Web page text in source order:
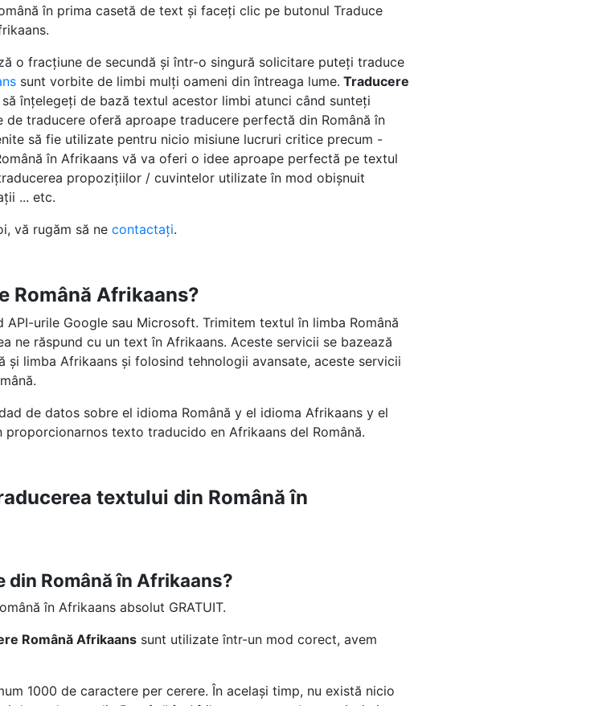
în prima casetă de text și faceți clic pe butonul Traduce
o fracțiune de secundă și într-o singură solicitare puteți traduce
sunt vorbite de limbi mulți oameni din întreaga lume. Traducere
înțelegeți de bază textul acestor limbi atunci când sunteți
traducere oferă aproape traducere perfectă din Română în
să fie utilizate pentru nicio misiune lucruri critice precum -
în Afrikaans vă va oferi o idee aproape perfectă pe textul
propozițiilor / cuvintelor utilizate în mod obișnuit
... etc.
vă rugăm să necontactați.
Română Afrikaans?
urile Google sau Microsoft. Trimitem textul în limba Română
ne răspund cu un text în Afrikaans. Aceste servicii se bazează
și limba Afrikaans și folosind tehnologii avansate, aceste servicii
de datos sobre el idioma Română y el idioma Afrikaans y el
texto traducido en Afrikaans del Română.
textului din Română în
Română în Afrikaans?
în Afrikaans absolut GRATUIT.
Română Afrikaans sunt utilizate într-un mod corect, avem
1000 de caractere per cerere. În același timp, nu există nicio